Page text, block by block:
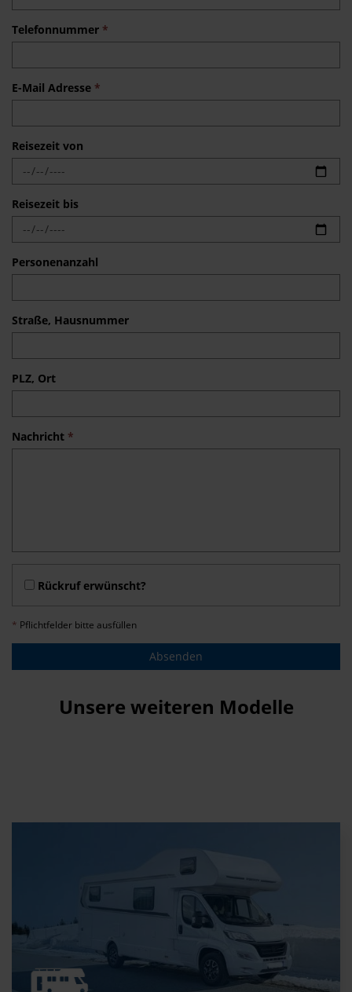
Telefonnummer *
E-Mail Adresse *
Reisezeit von
Reisezeit bis
Personenanzahl
Straße, Hausnummer
PLZ, Ort
Nachricht *
Rückruf erwünscht?
* Pflichtfelder bitte ausfüllen
Absenden
Unsere weiteren Modelle